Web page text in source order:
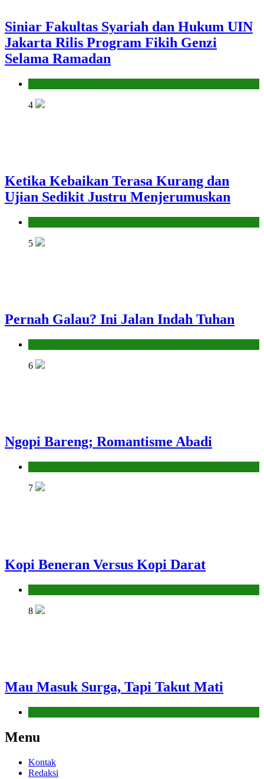
Siniar Fakultas Syariah dan Hukum UIN
Jakarta Rilis Program Fikih Genzi
Selama Ramadan
4
Ketika Kebaikan Terasa Kurang dan
Ujian Sedikit Justru Menjerumuskan
5
Pernah Galau? Ini Jalan Indah Tuhan
6
Ngopi Bareng; Romantisme Abadi
7
Kopi Beneran Versus Kopi Darat
8
Mau Masuk Surga, Tapi Takut Mati
Menu
Kontak
Redaksi